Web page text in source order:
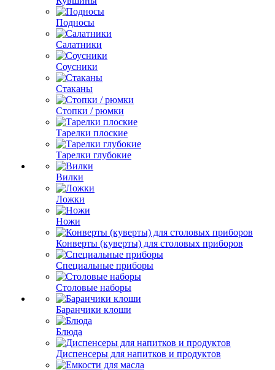
Подносы
Салатники
Соусники
Стаканы
Стопки / рюмки
Тарелки плоские
Тарелки глубокие
Вилки
Ложки
Ножи
Конверты (куверты) для столовых приборов
Специальные приборы
Столовые наборы
Баранчики клоши
Блюда
Диспенсеры для напитков и продуктов